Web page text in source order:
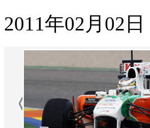
2011年02月02日